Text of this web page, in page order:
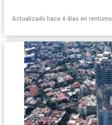
Actualizado hace 4 días en rentumo